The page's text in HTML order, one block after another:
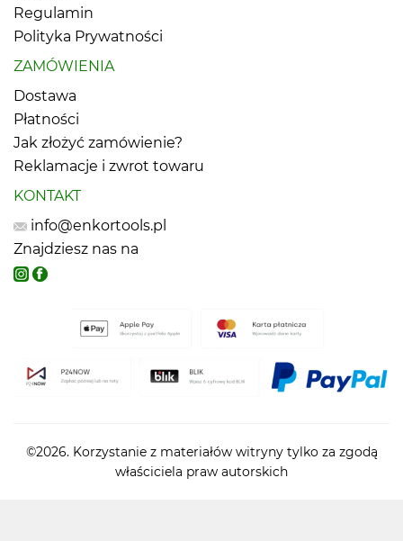
Regulamin
Polityka Prywatności
ZAMÓWIENIA
Dostawa
Płatności
Jak złożyć zamówienie?
Reklamacje i zwrot towaru
KONTAKT
info@enkortools.pl
Znajdziesz nas na
©2026. Korzystanie z materiałów witryny tylko za zgodą
właściciela praw autorskich